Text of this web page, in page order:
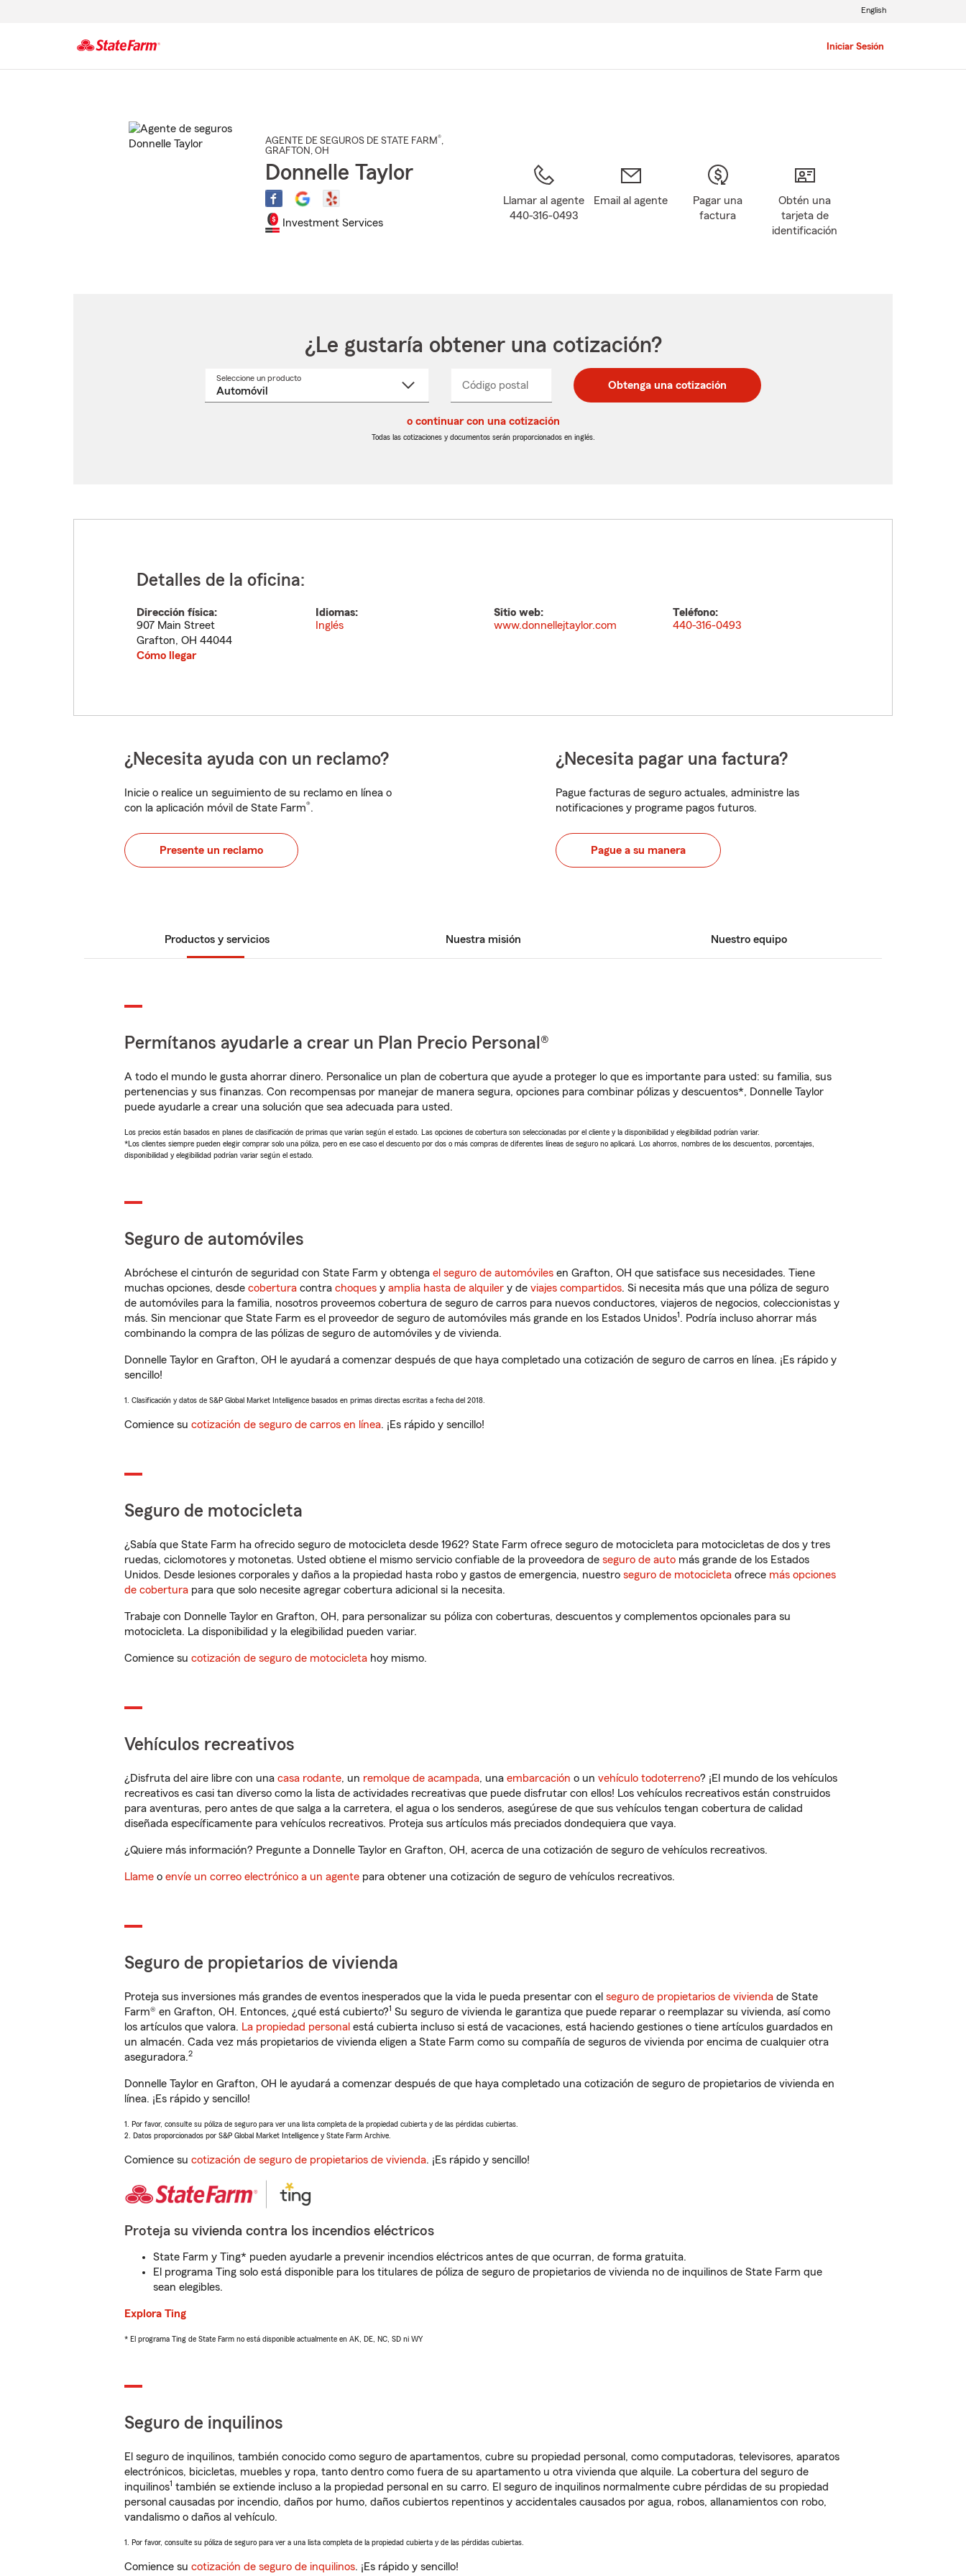
Iniciar Sesión
English
AGENTE DE SEGUROS DE STATE FARM®,
GRAFTON , OH
Donnelle Taylor
Investment Services
Llamar al agente
440-316-0493
Email al agente
Pagar una
factura
Obtén una
tarjeta de
identificación
¿Le gustaría obtener una cotización?
Seleccione un productoSeleccione
Código postal
postal
de
postal
de
_____ Obtenga una cotización
o continuar con una cotización
Todas las cotizaciones y documentos serán proporcionados en inglés.
Detalles de la oficina:
Dirección física:
907 Main Street
Grafton, OH 44044
Cómo llegar
Idiomas:
Inglés
Sitio web:
www.donnellejtaylor.com
Teléfono:
440-316-0493
¿Necesita ayuda con un reclamo?
Inicie o realice un seguimiento de su reclamo en línea o
con la aplicación móvil de State Farm®.
Presente un reclamo
¿Necesita pagar una factura?
Pague facturas de seguro actuales, administre las
notificaciones y programe pagos futuros.
Pague a su manera
Productos y servicios Nuestra misión Nuestro equipo
Permítanos ayudarle a crear un Plan Precio Personal®
A todo el mundo le gusta ahorrar dinero. Personalice un plan de cobertura que ayude a proteger lo que es importante para usted: su familia, sus
pertenencias y sus finanzas. Con recompensas por manejar de manera segura, opciones para combinar pólizas y descuentos*, Donnelle Taylor
puede ayudarle a crear una solución que sea adecuada para usted.
Los precios están basados en planes de clasificación de primas que varían según el estado. Las opciones de cobertura son seleccionadas por el cliente y la disponibilidad y elegibilidad podrían variar.
*Los clientes siempre pueden elegir comprar solo una póliza, pero en ese caso el descuento por dos o más compras de diferentes líneas de seguro no aplicará. Los ahorros, nombres de los descuentos, porcentajes,
disponibilidad y elegibilidad podrían variar según el estado.
Seguro de automóviles
Abróchese el cinturón de seguridad con State Farm y obtenga el seguro de automóviles en Grafton, OH que satisface sus necesidades. Tiene
muchas opciones, desde cobertura contra choques y amplia hasta de alquiler y de viajes compartidos. Si necesita más que una póliza de seguro
de automóviles para la familia, nosotros proveemos cobertura de seguro de carros para nuevos conductores, viajeros de negocios, coleccionistas y
más. Sin mencionar que State Farm es el proveedor de seguro de automóviles más grande en los Estados Unidos1. Podría incluso ahorrar más
combinando la compra de las pólizas de seguro de automóviles y de vivienda.
Donnelle Taylor en Grafton, OH le ayudará a comenzar después de que haya completado una cotización de seguro de carros en línea. ¡Es rápido y
sencillo!
1. Clasificación y datos de S&P Global Market Intelligence basados en primas directas escritas a fecha del 2018.
Comience su cotización de seguro de carros en línea. ¡Es rápido y sencillo!
Seguro de motocicleta
¿Sabía que State Farm ha ofrecido seguro de motocicleta desde 1962? State Farm ofrece seguro de motocicleta para motocicletas de dos y tres
ruedas, ciclomotores y motonetas. Usted obtiene el mismo servicio confiable de la proveedora de seguro de auto más grande de los Estados
Unidos. Desde lesiones corporales y daños a la propiedad hasta robo y gastos de emergencia, nuestro seguro de motocicleta ofrece más opciones
de cobertura para que solo necesite agregar cobertura adicional si la necesita.
Trabaje con Donnelle Taylor en Grafton, OH, para personalizar su póliza con coberturas, descuentos y complementos opcionales para su
motocicleta. La disponibilidad y la elegibilidad pueden variar.
Comience su cotización de seguro de motocicleta hoy mismo.
Vehículos recreativos
¿Disfruta del aire libre con una casa rodante, un remolque de acampada, una embarcación o un vehículo todoterreno? ¡El mundo de los vehículos
recreativos es casi tan diverso como la lista de actividades recreativas que puede disfrutar con ellos! Los vehículos recreativos están construidos
para aventuras, pero antes de que salga a la carretera, el agua o los senderos, asegúrese de que sus vehículos tengan cobertura de calidad
diseñada específicamente para vehículos recreativos. Proteja sus artículos más preciados dondequiera que vaya.
¿Quiere más información? Pregunte a Donnelle Taylor en Grafton, OH, acerca de una cotización de seguro de vehículos recreativos.
Llame o envíe un correo electrónico a un agente para obtener una cotización de seguro de vehículos recreativos.
Seguro de propietarios de vivienda
Proteja sus inversiones más grandes de eventos inesperados que la vida le pueda presentar con el seguro de propietarios de vivienda de State
Farm® en Grafton, OH. Entonces, ¿qué está cubierto?1 Su seguro de vivienda le garantiza que puede reparar o reemplazar su vivienda, así como
los artículos que valora. La propiedad personal está cubierta incluso si está de vacaciones, está haciendo gestiones o tiene artículos guardados en
un almacén. Cada vez más propietarios de vivienda eligen a State Farm como su compañía de seguros de vivienda por encima de cualquier otra
aseguradora.2
Donnelle Taylor en Grafton, OH le ayudará a comenzar después de que haya completado una cotización de seguro de propietarios de vivienda en
línea. ¡Es rápido y sencillo!
1. Por favor, consulte su póliza de seguro para ver una lista completa de la propiedad cubierta y de las pérdidas cubiertas.
2. Datos proporcionados por S&P Global Market Intelligence y State Farm Archive.
Comience su cotización de seguro de propietarios de vivienda. ¡Es rápido y sencillo!
Proteja su vivienda contra los incendios eléctricos
State Farm y Ting* pueden ayudarle a prevenir incendios eléctricos antes de que ocurran, de forma gratuita.
El programa Ting solo está disponible para los titulares de póliza de seguro de propietarios de vivienda no de inquilinos de State Farm que
sean elegibles.
Explora Ting
* El programa Ting de State Farm no está disponible actualmente en AK, DE, NC, SD ni WY
Seguro de inquilinos
El seguro de inquilinos, también conocido como seguro de apartamentos, cubre su propiedad personal, como computadoras, televisores, aparatos
electrónicos, bicicletas, muebles y ropa, tanto dentro como fuera de su apartamento u otra vivienda que alquile. La cobertura del seguro de
inquilinos1 también se extiende incluso a la propiedad personal en su carro. El seguro de inquilinos normalmente cubre pérdidas de su propiedad
personal causadas por incendio, daños por humo, daños cubiertos repentinos y accidentales causados por agua, robos, allanamientos con robo,
vandalismo o daños al vehículo.
1. Por favor, consulte su póliza de seguro para ver a una lista completa de la propiedad cubierta y de las pérdidas cubiertas.
Comience su cotización de seguro de inquilinos. ¡Es rápido y sencillo!